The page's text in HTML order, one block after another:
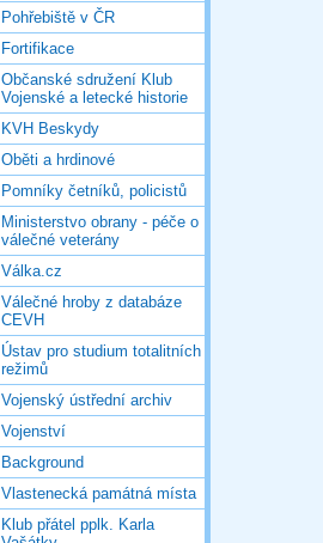
Pohřebiště v ČR
Fortifikace
Občanské sdružení Klub
Vojenské a letecké historie
KVH Beskydy
Oběti a hrdinové
Pomníky četníků, policistů
Ministerstvo obrany - péče o
válečné veterány
Válka.cz
Válečné hroby z databáze
CEVH
Ústav pro studium totalitních
režimů
Vojenský ústřední archiv
Vojenství
Background
Vlastenecká památná místa
Klub přátel pplk. Karla